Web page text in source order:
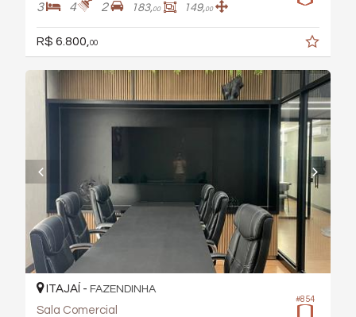
3 4 2 183,00 149,00
R$ 6.800, 00
#854
ITAJAÍ - FAZENDINHA
Sala Comercial